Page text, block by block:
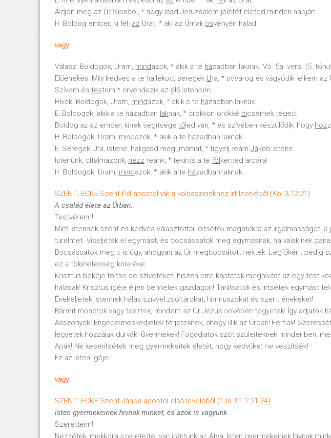
Áldjon meg az Úr Sionból, * hogy lásd Jeruzsálem jólétét életed minden napján.
H: Boldog ember, ki féli az Urat, * aki az Úrnak ösvényén halad.
vagy
Válasz: Boldogok, Uram, mindazok, * akik a te házadban laknak. Vö. 5a. vers. (5.
Előénekes: Mily kedves a te hajlékod, seregek Ura, * sóvárog és vágyódik lelkem az
Szívem és testem * örvendezik az élő Istenben.
Hívek: Boldogok, Uram, mindazok, * akik a te házadban laknak.
E: Boldogok, akik a te házadban laknak, * örökkön örökké dicsérnek téged.
Boldog az az ember, kinek segítsége tőled van, * és szívében készülődik, hogy hoz
H: Boldogok, Uram, mindazok, * akik a te házadban laknak.
E: Seregek Ura, Istene, hallgasd meg imámat, * figyelj reám Jákob Istene.
Istenünk, oltalmazónk, nézz reánk, * tekints a te fölkented arcára!
H: Boldogok, Uram, mindazok, * akik a te házadban laknak.
SZENTLECKE Szent Pál apostolnak a kolosszeiekhez írt leveléből (Kol 3,12-21)
A család élete az Úrban.
Testvéreim!
Mint Istennek szent és kedves választottai, öltsétek magatokra az irgalmasságot,
türelmet. Viseljétek el egymást, és bocsássatok meg egymásnak, ha valakinek
Bocsássatok meg ti is úgy, ahogyan az Úr megbocsátott nektek. Legfőként pedig
ez a tökéletesség köteléke.
Krisztus békéje töltse be szíveteket, hiszen erre kaptatok meghívást az egy test
hálásak! Krisztus igéje éljen bennetek gazdagon! Tanítsátok és intsétek egymást
Énekeljetek Istennek hálás szívvel zsoltárokat, himnuszokat és szent énekeket!
Bármit mondtok vagy tesztek, mindent az Úr Jézus nevében tegyetek! Így adjatok
Asszonyok! Engedelmeskedjetek férjeteknek, ahogy illik az Úrban! Férfiak!
legyetek hozzájuk durvák! Gyermekek! Fogadjatok szót szüleiteknek mindenben,
Apák! Ne keserítsétek meg gyermekeitek életét, hogy kedvüket ne veszítsék!
Ez az Isten igéje.
vagy
SZENTLECKE Szent János apostol első leveléből (1Jn 3,1-2.21-24)
Isten gyermekeinek hívnak minket, és azok is vagyunk.
Szeretteim!
Nézzétek, mekkora szeretettel van irántunk az Atya: Isten gyermekeinek hívnak